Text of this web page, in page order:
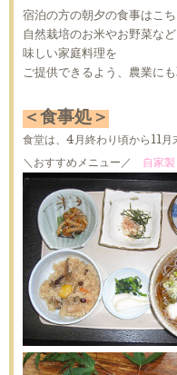
宿泊の方の朝夕の食事はこ
自然栽培のお米やお野菜な
味しい家庭料理を
ご提供できるよう、農業に
＜食事処＞
食堂は、4月終わり頃から11月
＼おすすめメニュー／
自家